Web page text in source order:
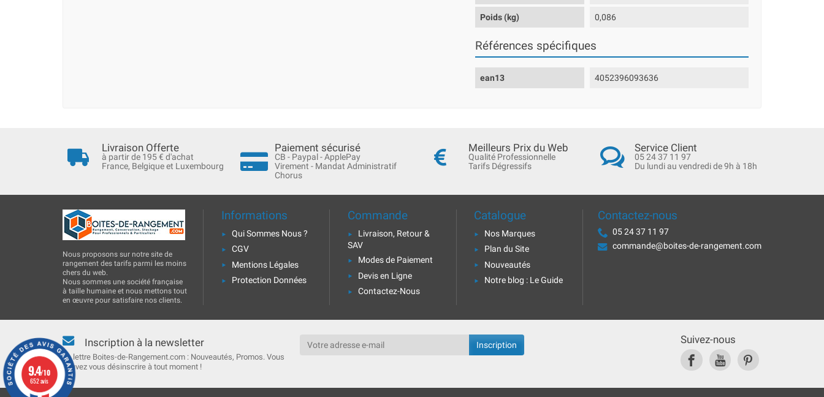
Poids (kg) 0,086
Références spécifiques
ean13 4052396093636
Livraison Offerte
à partir de 195 € d'achat
France, Belgique et Luxembourg
Paiement sécurisé
CB - Paypal - ApplePay
Virement - Mandat Administratif
Chorus
Meilleurs Prix du Web
Qualité Professionnelle
Tarifs Dégressifs
Service Client
05 24 37 11 97
Du lundi au vendredi de 9h à 18h
Nous proposons sur notre site de
rangement des tarifs parmi les moins
chers du web.
Nous sommes une société française
à taille humaine et nous mettons tout
en œuvre pour satisfaire nos clients.
Informations
Qui Sommes Nous ?
CGV
Mentions Légales
Protection Données
Commande
Livraison, Retour &
SAV
Modes de Paiement
Devis en Ligne
Contactez-Nous
Catalogue
Nos Marques
Plan du Site
Nouveautés
Notre blog : Le Guide
Contactez-nous
05 24 37 11 97
commande@boites-de-rangement.com
Inscription à la newsletter
La lettre Boites-de-Rangement.com : Nouveautés, Promos. Vous
pouvez vous désinscrire à tout moment !
Suivez-nous
9.4/10
652 avis